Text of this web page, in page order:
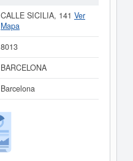
CALLE SICILIA, 141 Ver
Mapa
8013
BARCELONA
Barcelona